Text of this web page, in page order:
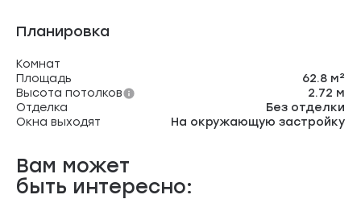
Планировка
Комнат
Площадь
62.8 м²
Высота потолков
2.72 м
Отделка
Без отделки
Окна выходят
На окружающую застройку
Вам может
быть интересно: